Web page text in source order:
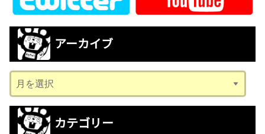
アーカイブ
ー
カ
カテゴリー